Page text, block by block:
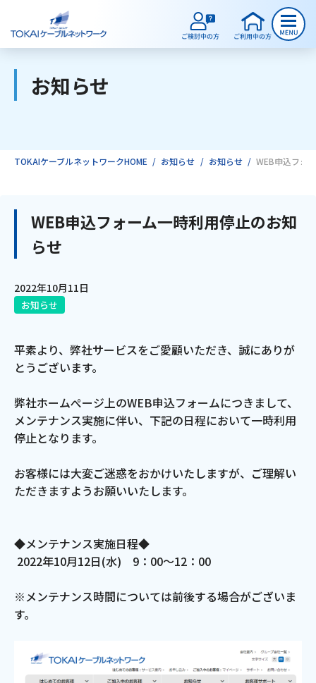
ご検討中のお客様
電話
おトクな情報 料金案内
対応エリア
受付時間：9:30〜18:00 年中無休
お知らせ
TOKAIケーブルネットワークHOME お知らせ お知らせ WEB申込フォ
WEB申込フォーム一時利用停止のお知
らせ
2022年10月11日
お知らせ
平素より、弊社サービスをご愛顧いただき、誠にありが
とうございます。
弊社ホームぺージ上のWEB申込フォームにつきまして、
メンテナンス実施に伴い、下記の日程において一時利用
停止となります。
お客様には大変ご迷惑をおかけいたしますが、ご理解い
ただきますようお願いいたします。
◆メンテナンス実施日程◆
2022年10月12日(水) 9：00～12：00
※メンテナンス時間については前後する場合がございま
す。